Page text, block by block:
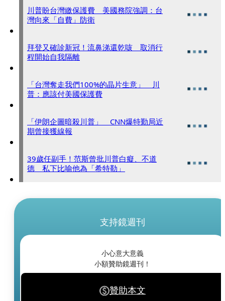
川普盼台灣繳保護費 美國務院強調：台
灣向來「自費」防衛
拜登又確診新冠！流鼻涕還乾咳 取消行
程開始自我隔離
「台灣奪走我們100%的晶片生意」 川
普：應該付美國保護費
「伊朗企圖暗殺川普」 CNN爆特勤局近
期曾接獲線報
39歲任副手！范斯曾批川普白癡、不道
德 私下比喻他為「希特勒」
支持鏡週刊
小心意大意義
小額贊助鏡週刊！
贊助本文